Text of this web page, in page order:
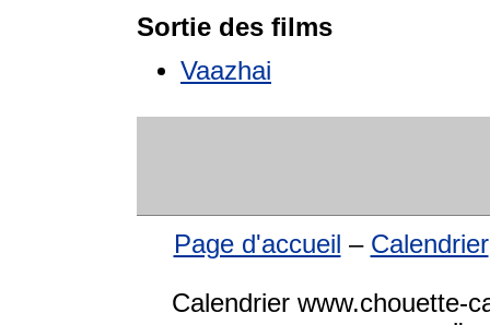
Sortie des films
Vaazhai
Page d'accueil – Calendrier
Calendrier www.chouette-